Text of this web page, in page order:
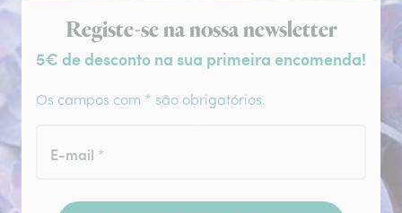
Subscrição da newsletter
Registe-se na nossa newsletter
5€ de desconto na sua primeira encomenda!
Os campos com * são obrigatórios.
E-mail *